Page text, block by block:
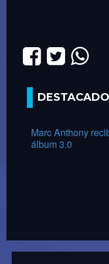
Marc Anthony
álbum 3.0